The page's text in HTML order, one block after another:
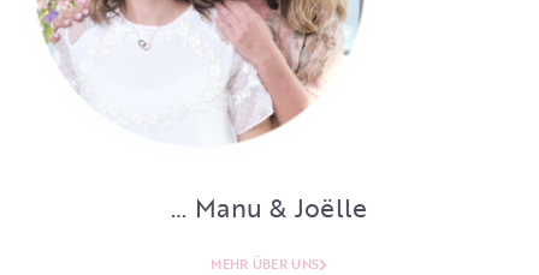
… Manu & Joëlle
MEHR ÜBER UNS